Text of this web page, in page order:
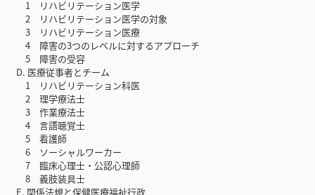
1 リハビリテーション医学
2 リハビリテーション医学の対象
3 リハビリテーション医療
4 障害の3つのレベルに対するアプローチ
5 障害の受容
D. 医療従事者とチーム
1 リハビリテーション科医
2 理学療法士
3 作業療法士
4 言語聴覚士
5 看護師
6 ソーシャルワーカー
7 臨床心理士・公認心理師
8 義肢装具士
E. 関係法規と保健医療福祉行政